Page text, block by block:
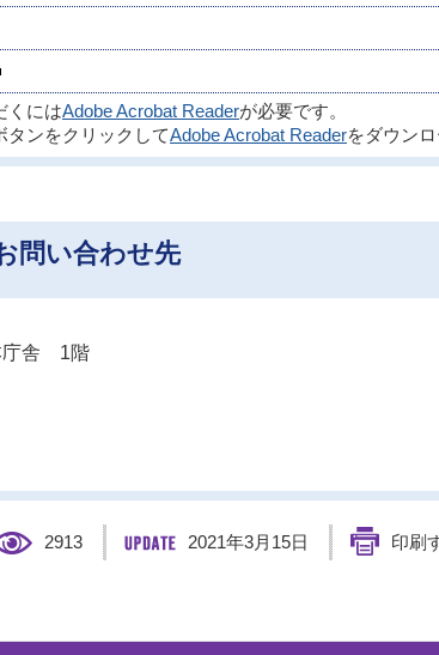
くにはAdobe Acrobat Readerが必要です。
タンをクリックしてAdobe Acrobat Readerをダウン
問い合わせ先
庁舎 1階
2913 2021年3月15日 印刷